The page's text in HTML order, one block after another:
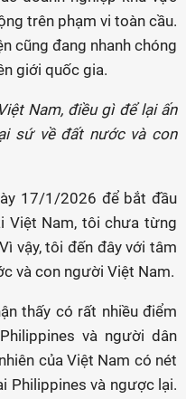
trên phạm vi toàn cầu.
cũng đang nhanh chóng
giới quốc gia.
Nam, điều gì để lại ấn
sứ về đất nước và con
17/1/2026 để bắt đầu
Việt Nam, tôi chưa từng
vậy, tôi đến đây với tâm
và con người Việt Nam.
thấy có rất nhiều điểm
và người dân
của Việt Nam có nét
Philippines và ngược lại.